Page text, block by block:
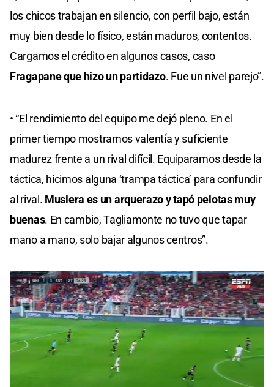
los chicos trabajan en silencio, con perfil bajo, están
muy bien desde lo físico, están maduros, contentos.
Cargamos el crédito en algunos casos, caso
Fragapane que hizo un partidazo. Fue un nivel parejo”.
• “El rendimiento del equipo me dejó pleno. En el
primer tiempo mostramos valentía y suficiente
madurez frente a un rival difícil. Equiparamos desde la
táctica, hicimos alguna ‘trampa táctica’ para confundir
al rival. Muslera es un arquerazo y tapó pelotas muy
buenas. En cambio, Tagliamonte no tuvo que tapar
mano a mano, solo bajar algunos centros”.